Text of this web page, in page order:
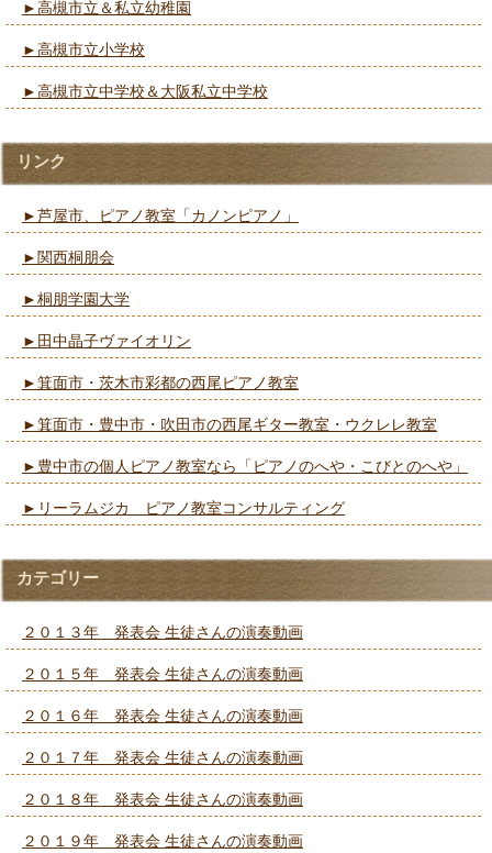
►高槻市立＆私立幼稚園
►高槻市立小学校
►高槻市立中学校＆大阪私立中学校
リンク
►芦屋市、ピアノ教室「カノンピアノ」
►関西桐朋会
►桐朋学園大学
►田中晶子ヴァイオリン
►箕面市・茨木市彩都の西尾ピアノ教室
►箕面市・豊中市・吹田市の西尾ギター教室・ウクレレ教室
►豊中市の個人ピアノ教室なら「ピアノのへや・こびとのへや」
►リーラムジカ ピアノ教室コンサルティング
カテゴリー
２０１３年 発表会 生徒さんの演奏動画
２０１５年 発表会 生徒さんの演奏動画
２０１６年 発表会 生徒さんの演奏動画
２０１７年 発表会 生徒さんの演奏動画
２０１８年 発表会 生徒さんの演奏動画
２０１９年 発表会 生徒さんの演奏動画